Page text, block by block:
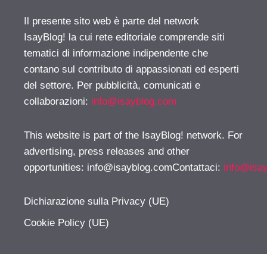
Il presente sito web è parte del network
IsayBlog! la cui rete editoriale comprende siti
tematici di informazione indipendente che
contano sul contributo di appassionati ed esperti
del settore. Per pubblicità, comunicati e
collaborazioni: info@isayblog.com
This website is part of the IsayBlog! network. For
advertising, press releases and other
opportunities: info@isayblog.comContattaci:
Dichiarazione sulla Privacy (UE)
Cookie Policy (UE)